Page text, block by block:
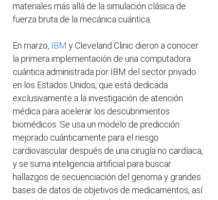
materiales más allá de la simulación clásica de
fuerza bruta de la mecánica cuántica.
En marzo, IBM y Cleveland Clinic dieron a conocer
la primera implementación de una computadora
cuántica administrada por IBM del sector privado
en los Estados Unidos, que está dedicada
exclusivamente a la investigación de atención
médica para acelerar los descubrimientos
biomédicos. Se usa un modelo de predicción
mejorado cuánticamente para el riesgo
cardiovascular después de una cirugía no cardíaca,
y se suma inteligencia artificial para buscar
hallazgos de secuenciación del genoma y grandes
bases de datos de objetivos de medicamentos, así